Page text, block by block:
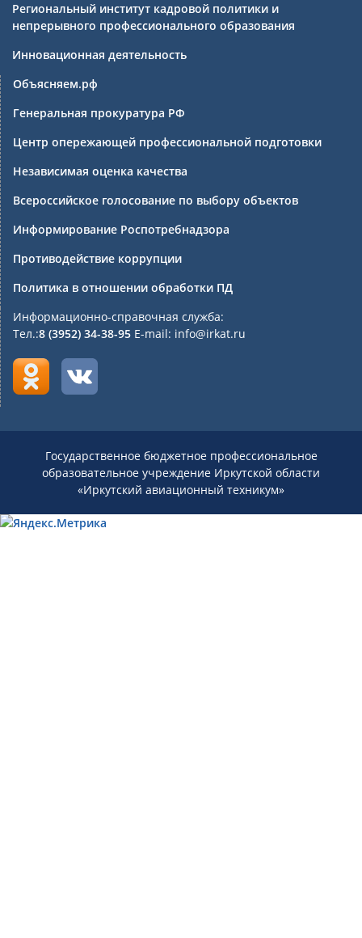
Региональный институт кадровой политики и
непрерывного профессионального образования
Инновационная деятельность
Объясняем.рф
Генеральная прокуратура РФ
Центр опережающей профессиональной подготовки
Независимая оценка качества
Всероссийское голосование по выбору объектов
Информирование Роспотребнадзора
Противодействие коррупции
Политика в отношении обработки ПД
Информационно-справочная служба:
Тел.:8 (3952) 34-38-95 E-mail: info@irkat.ru
Государственное бюджетное профессиональное
образовательное учреждение Иркутской области
«Иркутский авиационный техникум»